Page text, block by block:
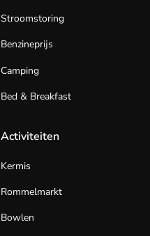
Stroomstoring
Benzineprijs
Camping
Bed & Breakfast
Activiteiten
Kermis
Rommelmarkt
Bowlen